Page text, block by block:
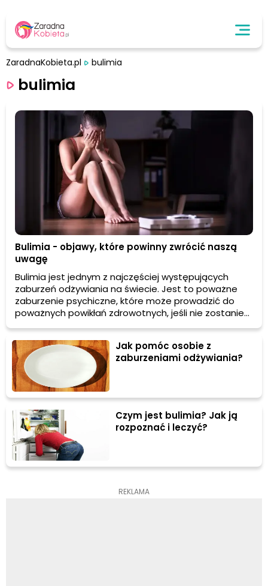
ZaradnaKobieta.pl bulimia
bulimia
Bulimia - objawy, które powinny zwrócić naszą
uwagę
Bulimia jest jednym z najczęściej występujących
zaburzeń odżywiania na świecie. Jest to poważne
zaburzenie psychiczne, które może prowadzić do
poważnych powikłań zdrowotnych, jeśli nie zostanie
odpowiednio leczone. W przypadku bulimii osoba
często doświadcza napadów objadania się, po
których stosuje różne metody kompensacyjne, takie
jak wymioty, nadmierne ćwiczenia fizyczne lub
stosowanie środków przeczyszczających.
Jak pomóc osobie z
zaburzeniami odżywiania?
Czym jest bulimia? Jak ją
rozpoznać i leczyć?
REKLAMA